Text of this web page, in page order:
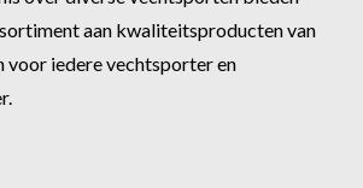
aan kwaliteitsproducten van
voor iedere vechtsporter en